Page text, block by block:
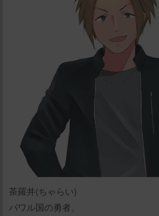
茶羅井(ちゃらい)
パワル国の勇者。